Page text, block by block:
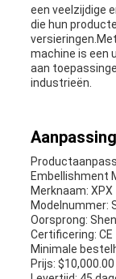
een veelzijdige
die hun
machine is een
aan
industrieën.
Embellishment
Merknaam: XPX
Modelnummer:
Oorsprong:
Certificering: CE
Minimale
Prijs: